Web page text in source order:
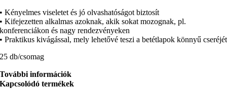
• Kényelmes viseletet és jó olvashatóságot biztosít
• Kifejezetten alkalmas azoknak, akik sokat mozognak, pl.
konferenciákon és nagy rendezvényeken
• Praktikus kivágással, mely lehetővé teszi a betétlapok könnyű cseréjét
25 db/csomag
További információk
Kapcsolódó termékek